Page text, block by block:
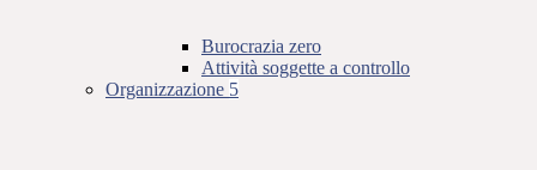
Burocrazia zero
Attività soggette a controllo
Organizzazione 5